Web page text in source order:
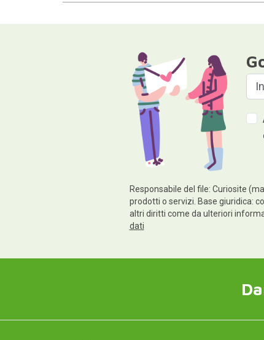
Responsabile del file: Curiosite
prodotti o servizi. Base giuridica:
altri diritti come da ulteriori
dati